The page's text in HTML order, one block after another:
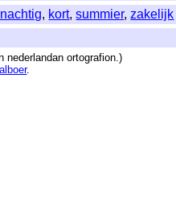
, kort,summier,zakelijk
nederlandan ortografion.)
.